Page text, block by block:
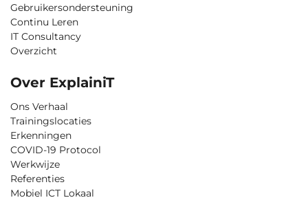
Gebruikersondersteuning
Continu Leren
IT Consultancy
Overzicht
Over ExplainiT
Ons Verhaal
Trainingslocaties
Erkenningen
COVID-19 Protocol
Werkwijze
Referenties
Mobiel ICT Lokaal